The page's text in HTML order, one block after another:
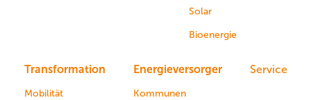
Solar
Bioenergie
Transformation
Mobilität
Energieversorger
Kommunen
Service